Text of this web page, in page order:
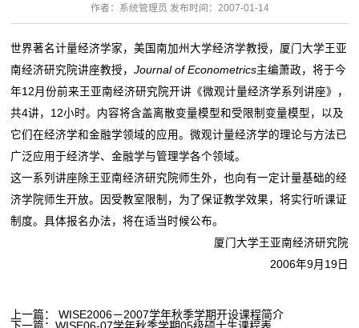
作者：系统管理员 发布时间：2007-01-14
世界著名计量经济学家，美国南加州大学经济学教授，厦门大学王亚
南经济研究院讲座教授， Journal of Econometrics主编萧政，将于今
年12月份前来王亚南经济研究院开讲《微观计量经济学系列讲座》，
共4讲，12小时。内容将含盖离散变量模型和受限制变量模型，以及
它们在经济学和金融学领域的应用。微观计量经济学的理论与方法已
广泛应用于经济学、金融学与管理学各个领域。
这一系列讲座除王亚南经济研究院师生外，也向有一定计量基础的经
济学院师生开放。因受教室限制，为了保证教学效果，将实行听课证
制度。具体报名办法，将在适当时候公布。
厦门大学王亚南经济研究院
2006年9月19日
上一篇： WISE2006－2007学年秋季学期开设课程简介